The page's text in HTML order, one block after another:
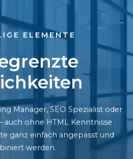
ELEMENTE
Manager, SEO Spezialist oder
auch ohne HTML Kenntnisse
ganz einfach angepasst und
werden.